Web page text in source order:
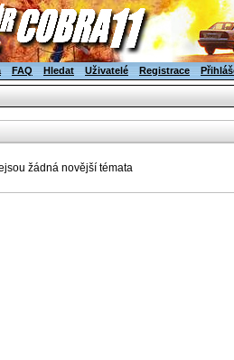
FAQ Hledat Uživatelé Registrace
žádná novější témata